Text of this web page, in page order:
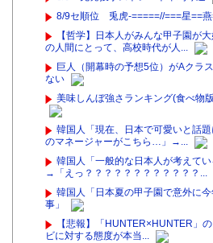
8/9セ順位 兎虎-=====//===星==
【哲学】日本人がみんな甲子園が
の人間にとって、高校時代が人...
巨人（開幕時の予想5位）がAクラ
ない
美味しんぼ強さランキング(食べ物
韓国人「現在、日本で可愛いと話
のマネージャーがこちら…」→...
韓国人「一般的な日本人が考えて
→「えっ？？？？？？？？？？？？...
韓国人「日本夏の甲子園で意外に
事」
【悲報】「HUNTER×HUNTER」
ビに対する態度が本当...